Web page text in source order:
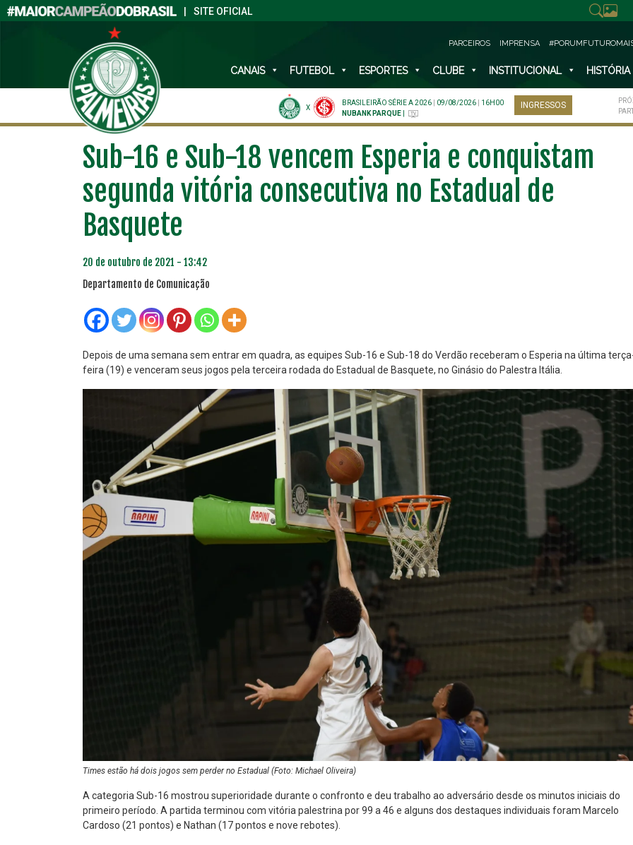
SITE OFICIAL
PARCEIROS IMPRENSA
CANAIS FUTEBOL ESPORTES CLUBE INSTITUCIONAL HISTÓRIA
X
BRASILEIRÃO SÉRIE A 2026 09/08/2026
16H00
NUBANK PARQUE
INGRESSOS
Sub-16 e Sub-18 vencem Esperia e conquistam
segunda vitória consecutiva no Estadual de
Basquete
20 de outubro de 2021 - 13:42
Departamento de Comunicação
Depois de uma semana sem entrar em quadra, as equipes Sub-16 e Sub-18 do Verdão receberam o Esperia na última
feira (19) e venceram seus jogos pela terceira rodada do Estadual de Basquete, no Ginásio do Palestra Itália.
Times estão há dois jogos sem perder no Estadual (Foto: Michael Oliveira)
A categoria Sub-16 mostrou superioridade durante o confronto e deu trabalho ao adversário desde os minutos iniciais do
primeiro período. A partida terminou com vitória palestrina por 99 a 46 e alguns dos destaques individuais foram Marcelo
Cardoso (21 pontos) e Nathan (17 pontos e nove rebotes).
PLANO PRATA
46